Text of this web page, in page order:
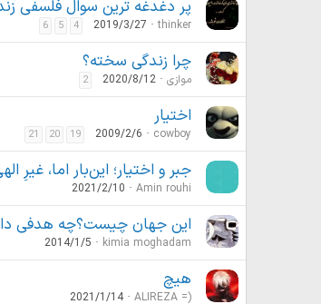
پر دغدغه ترین سوال فلسفی
thinker
2019/3/27
4
5
6
چرا زندگی سخته؟
موازی 2020/8/12
2
اختیار
cowboy
2009/2/6
19
20
21
جبر و اختیار؛ این‌بار اما، غیرِ
Amin rouhi
2021/2/10
این جهان چیست؟چه هدفی
kimia moghadam
2014/1/5
هیچ
ALIREZA =)
2021/1/14